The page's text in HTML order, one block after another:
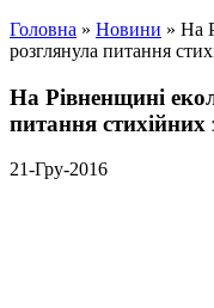
Головна » Новини » На
розглянула питання
На Рівненщині
питання стихійних
21-Гру-2016